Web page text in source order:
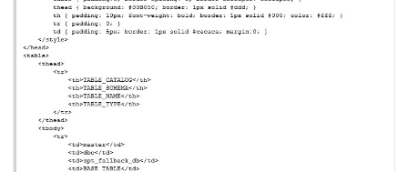
36
39
    FROM '
+ @Database +
    WHERE TABLE_NAME = '''
CREATE
        ORDINAL_POSITION